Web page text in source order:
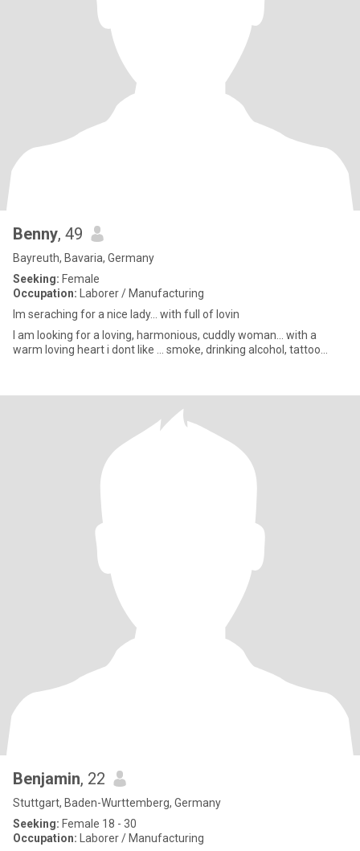
Benny, 49
Bayreuth, Bavaria, Germany
Seeking: Female
Occupation: Laborer / Manufacturing
Im seraching for a nice lady... with full of lovin
I am looking for a loving, harmonious, cuddly woman... with a
warm loving heart i dont like ... smoke, drinking alcohol, tattoo...
Benjamin, 22
Stuttgart, Baden-Wurttemberg, Germany
Seeking: Female 18 - 30
Occupation: Laborer / Manufacturing